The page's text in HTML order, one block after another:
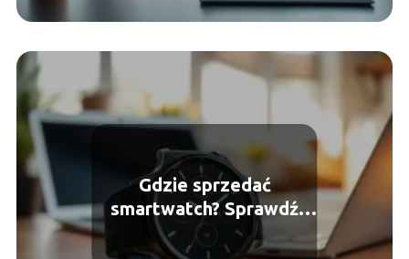
Gdzie sprzedać
smartwatch? Sprawdź
najlepsze opcje!